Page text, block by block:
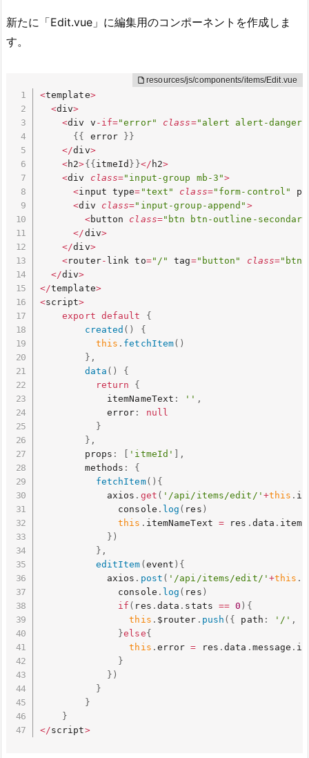
新たに「Edit.vue」に編集用のコンポーネントを作成しま
す。
<template>
<div>
<div v - if="error" class="alert alert-danger"
{ { error } }
</div>
<h2>{ { itmeId } }</ h2>
<div class="input-group mb-3">
<input type= "text" class="form-control"
<div class="input-group-append" >
<button class="btn btn-outline-
</div>
</div>
<router- link to="/" tag="button" class="btn
</div>
</template>
<script>
export default
{
created ( )
{
this . fetchItem( )
} ,
data ( )
{
return
{
            itemNameText
: '' ,
            error
:
null
}
} ,
        props
: 'itmeId'
,
        methods
:
{
fetchItem( ) {
            axios
. get ( '/api/items/edit/' +this .
              console
. log ( res )
this . itemNameText = res . data .
} )
} ,
editItem ( event ) {
            axios
. post ( '/api/items/edit/' +this .
              console
. log ( res )
if ( res . data . stats == 0 ) {
this . $router . push ( { path : '/' ,
}else{
this . error = res .data . message .
}
} )
}
}
}
</script>